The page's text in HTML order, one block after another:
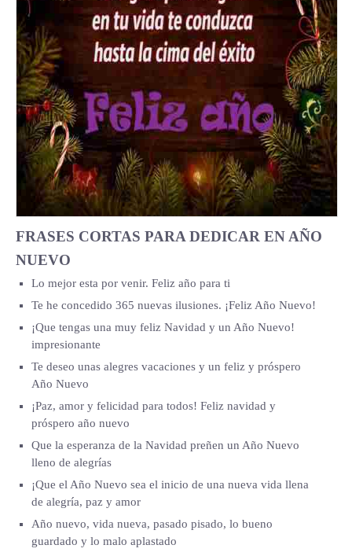
FRASES CORTAS PARA DEDICAR EN AÑO
NUEVO
Lo mejor esta por venir. Feliz año para ti
Te he concedido 365 nuevas ilusiones. ¡Feliz Año Nuevo!
¡Que tengas una muy feliz Navidad y un Año Nuevo!
impresionante
Te deseo unas alegres vacaciones y un feliz y próspero
Año Nuevo
¡Paz, amor y felicidad para todos! Feliz navidad y
próspero año nuevo
Que la esperanza de la Navidad preñen un Año Nuevo
lleno de alegrías
¡Que el Año Nuevo sea el inicio de una nueva vida llena
de alegría, paz y amor
Año nuevo, vida nueva, pasado pisado, lo bueno
guardado y lo malo aplastado